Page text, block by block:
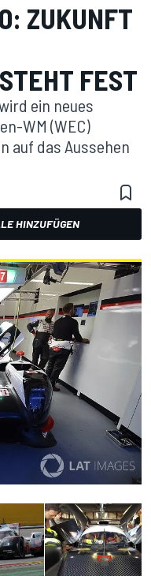
ZUKUNFT
FEST
ein neues
WM (WEC)
auf das Aussehen
HINZUFÜGEN